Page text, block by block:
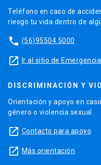
Teléfono en caso de
riesgo tu vida dentro de
phone (56)95504 5000
launch Ir al sitio de
DISCRIMINACIÓN Y
Orientación y apoyo en
género o violencia sexual.
launch Contacto para apoyo
launch Más orientación